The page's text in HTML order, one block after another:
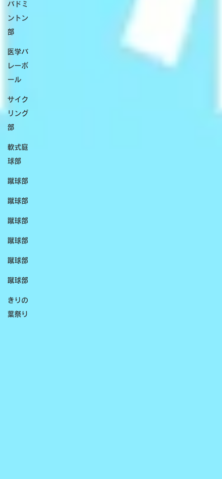
バドミ
ントン
部
医学バ
レーボ
ール
サイク
リング
部
軟式庭
球部
蹴球部
蹴球部
蹴球部
蹴球部
蹴球部
蹴球部
きりの
葉祭り